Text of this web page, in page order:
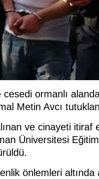
ormanlı
Metin Avcı
ve cinayeti itiraf
Üniversitesi
önlemleri altında